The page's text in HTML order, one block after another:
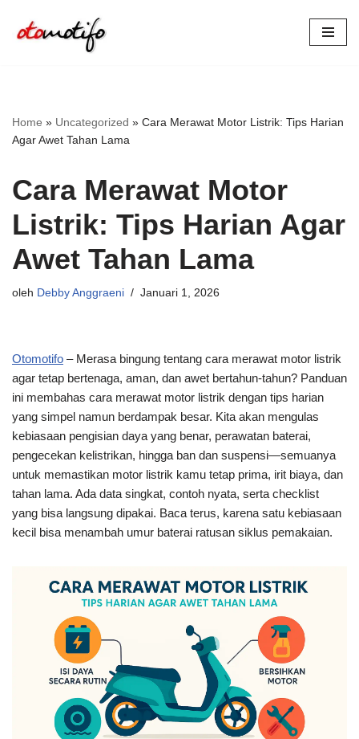
Lompat
Home » Uncategorized » Cara Merawat Motor Listrik: Tips Harian
Agar Awet Tahan Lama
Cara Merawat Motor
Listrik: Tips Harian Agar
Awet Tahan Lama
oleh Debby Anggraeni Januari 1, 2026
Otomotifo – Merasa bingung tentang cara merawat motor listrik
agar tetap bertenaga, aman, dan awet bertahun-tahun? Panduan
ini membahas cara merawat motor listrik dengan tips harian
yang simpel namun berdampak besar. Kita akan mengulas
kebiasaan pengisian daya yang benar, perawatan baterai,
pengecekan kelistrikan, hingga ban dan suspensi—semuanya
untuk memastikan motor listrik kamu tetap prima, irit biaya, dan
tahan lama. Ada data singkat, contoh nyata, serta checklist
yang bisa langsung dipakai. Baca terus, karena satu kebiasaan
kecil bisa menambah umur baterai ratusan siklus pemakaian.